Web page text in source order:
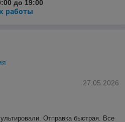
до 19:00
работы
27.05.2026
Отправка быстрая. Все